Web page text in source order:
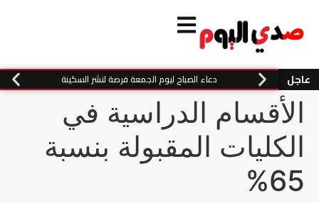
عاجل دعاء الصباح ليوم الجمعة فرصة لنشر السكينة
الأقسام الدراسية في
الكليات المقبولة بنسبة
65%